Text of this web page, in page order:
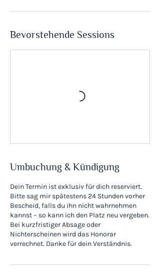
Bevorstehende Sessions
Umbuchung & Kündigung
Dein Termin ist exklusiv für dich reserviert.
Bitte sag mir spätestens 24 Stunden vorher
Bescheid, falls du ihn nicht wahrnehmen
kannst – so kann ich den Platz neu vergeben.
Bei kurzfristiger Absage oder
Nichterscheinen wird das Honorar
verrechnet. Danke für dein Verständnis.